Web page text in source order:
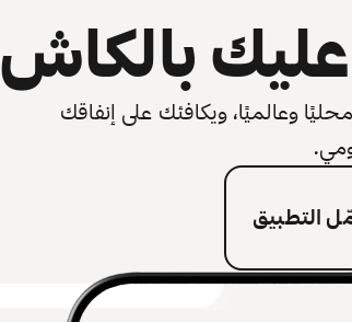
بالكاش
وعالميًا، ويكافئك على إنفاقك
التطبيق